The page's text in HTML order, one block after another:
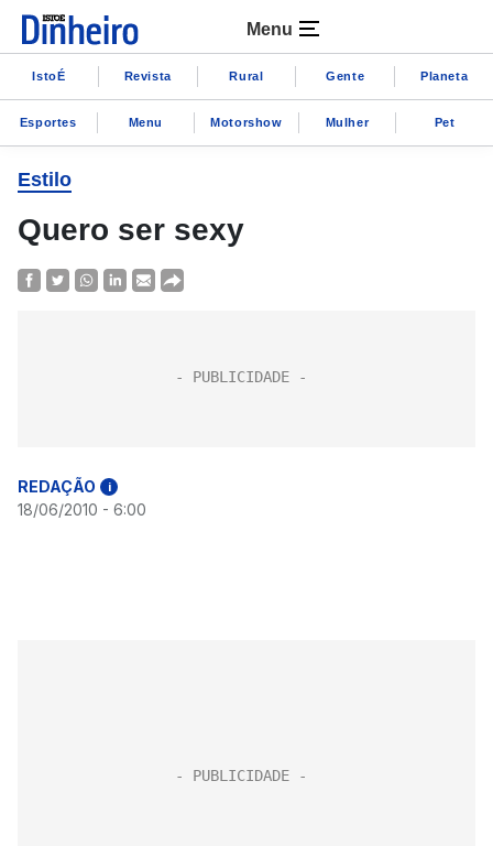
Menu
IstoÉ Revista Rural Gente Planeta
Esportes Menu Motorshow Mulher Pet
Estilo
Quero ser sexy
REDAÇÃO i
18/06/2010 - 6:00